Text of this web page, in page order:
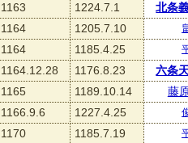
1163
1224.7.1
北条
1164
1205.7.10
1164 1185.4.25
1164.12.28 1176.8.23
六条
1165
1189.10.14
藤
1166.9.6
1227.4.25
1170 1185.7.19